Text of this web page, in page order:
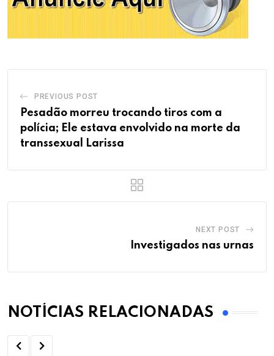
PREVIOUS POST
Pesadão morreu trocando tiros com a
polícia; Ele estava envolvido na morte da
transsexual Larissa
NEXT POST
Investigados nas urnas
NOTÍCIAS RELACIONADAS